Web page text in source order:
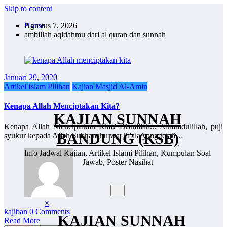
Skip to content
Agustus 7, 2026
KAJIAN SUNNAH
BANDUNG (KSB)
Info Jadwal Kajian, Artikel Islami Pilihan, Kumpulan Soal
Jawab, Poster Nasihat
×
KAJIAN SUNNAH
Home
ambillah aqidahmu dari al quran dan sunnah
Januari 29, 2020
Artikel Islam Pilihan Kajian Masjid Al-Amin
Kenapa Allah Menciptakan Kita?
Kenapa Allah Menciptakan Kita? Bismillah... Alhamdulillah, puji
syukur kepada Allah Subhanahu wa Ta'ala yang telah…
kajiban 0 Comments
Read More